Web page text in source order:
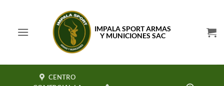
contenido
IMPALA SPORT ARMAS
Y MUNICIONES SAC
CENTRO